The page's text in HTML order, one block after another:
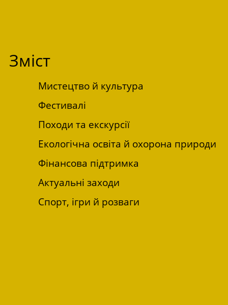
Зміст
Мистецтво й культура
Фестивалі
Походи та екскурсії
Екологічна освіта й охорона природи
Фінансова підтримка
Актуальні заходи
Спорт, ігри й розваги